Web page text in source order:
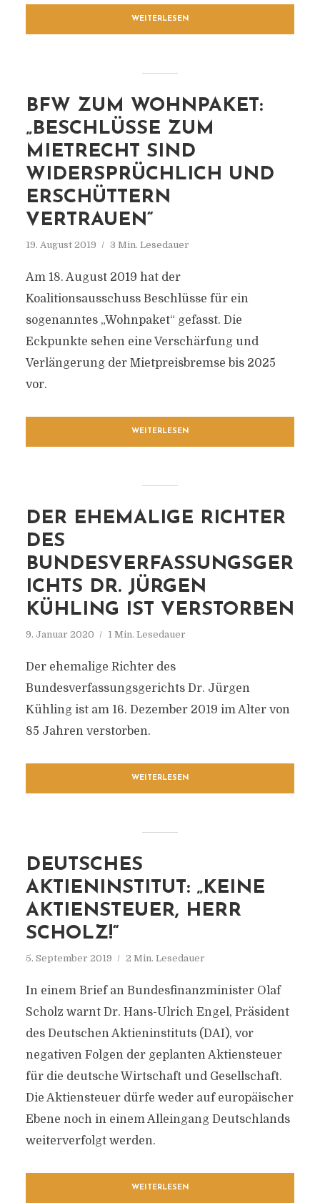
WEITERLESEN
BFW ZUM WOHNPAKET:
„BESCHLÜSSE ZUM
MIETRECHT SIND
WIDERSPRÜCHLICH UND
ERSCHÜTTERN
VERTRAUEN“
19. August 2019 3 Min. Lesedauer
Am 18. August 2019 hat der
Koalitionsausschuss Beschlüsse für ein
sogenanntes „Wohnpaket“ gefasst. Die
Eckpunkte sehen eine Verschärfung und
Verlängerung der Mietpreisbremse bis 2025
vor.
WEITERLESEN
DER EHEMALIGE RICHTER
DES
BUNDESVERFASSUNGSGER
ICHTS DR. JÜRGEN
KÜHLING IST VERSTORBEN
9. Januar 2020 1 Min. Lesedauer
Der ehemalige Richter des
Bundesverfassungsgerichts Dr. Jürgen
Kühling ist am 16. Dezember 2019 im Alter von
85 Jahren verstorben.
WEITERLESEN
DEUTSCHES
AKTIENINSTITUT: „KEINE
AKTIENSTEUER, HERR
SCHOLZ!“
5. September 2019 2 Min. Lesedauer
In einem Brief an Bundesfinanzminister Olaf
Scholz warnt Dr. Hans-Ulrich Engel, Präsident
des Deutschen Aktieninstituts (DAI), vor
negativen Folgen der geplanten Aktiensteuer
für die deutsche Wirtschaft und Gesellschaft.
Die Aktiensteuer dürfe weder auf europäischer
Ebene noch in einem Alleingang Deutschlands
weiterverfolgt werden.
WEITERLESEN